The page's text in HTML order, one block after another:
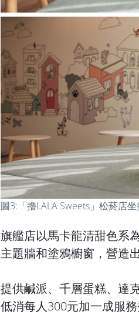
圖3:「擼LALA Sweets」松菸店
旗艦店以馬卡龍清甜色系
主題牆和塗鴉櫥窗，營造
提供鹹派、千層蛋糕、達
低消每人300元加一成服